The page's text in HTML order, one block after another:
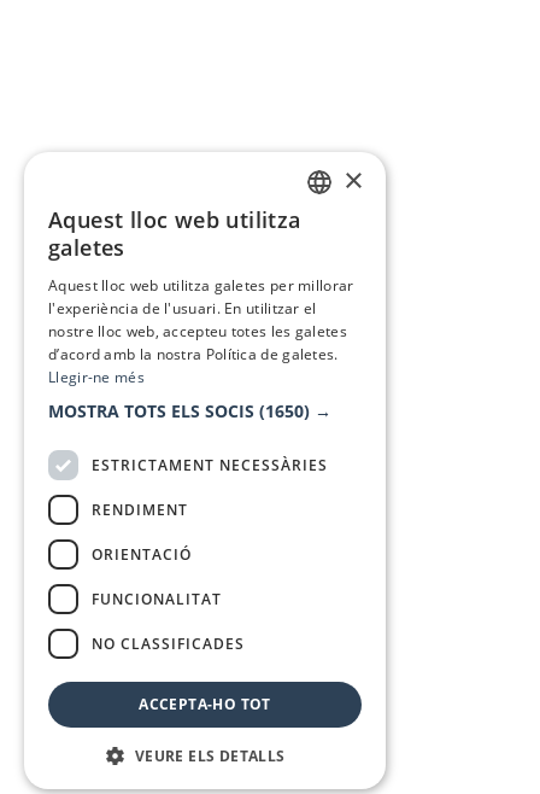
×
Aquest lloc web utilitza
galetes
Aquest lloc web utilitza galetes per millorar
l'experiència de l'usuari. En utilitzar el
nostre lloc web, accepteu totes les galetes
d’acord amb la nostra Política de galetes.
Llegir-ne més
MOSTRA TOTS ELS SOCIS (1650) →
ESTRICTAMENT NECESSÀRIES
RENDIMENT
ORIENTACIÓ
FUNCIONALITAT
NO CLASSIFICADES
ACCEPTA-HO TOT
VEURE ELS DETALLS